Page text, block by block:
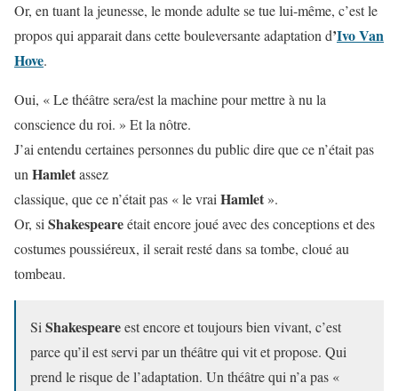
Or, en tuant la jeunesse, le monde adulte se tue lui-même, c’est le
propos qui apparait dans cette bouleversante adaptation d’Ivo Van
Hove.
Oui, « Le théâtre sera/est la machine pour mettre à nu la
conscience du roi. » Et la nôtre.
J’ai entendu certaines personnes du public dire que ce n’était pas
un Hamletassez
classique, que ce n’était pas « le vrai Hamlet ».
Or, si Shakespeareétait encore joué avec des conceptions et des
costumes poussiéreux, il serait resté dans sa tombe, cloué au
tombeau.
Si Shakespeareest encore et toujours bien vivant, c’est
parce qu’il est servi par un théâtre qui vit et propose. Qui
prend le risque de l’adaptation. Un théâtre qui n’a pas «